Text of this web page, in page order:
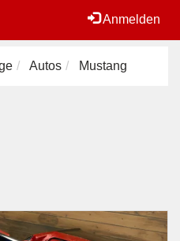
Anmelden
Autos Mustang